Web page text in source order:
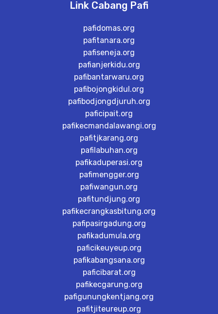
Link Cabang Pafi
pafidomas.org
pafitanara.org
pafiseneja.org
pafianjerkidu.org
pafibantarwaru.org
pafibojongkidul.org
pafibodjongdjuruh.org
paficipait.org
pafikecmandalawangi.org
pafitjkarang.org
pafilabuhan.org
pafikaduperasi.org
pafimengger.org
pafiwangun.org
pafitundjung.org
pafikecrangkasbitung.org
pafipasirgadung.org
pafikadumula.org
paficikeuyeup.org
pafikabangsana.org
paficibarat.org
pafikecgarung.org
pafigunungkentjang.org
pafitjiteureup.org